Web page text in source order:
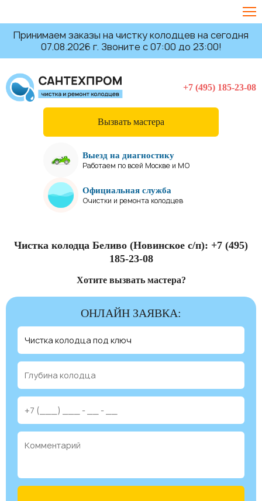
Принимаем заказы на чистку колодцев на сегодня
07.08.2026 г. Звоните с 07:00 до 23:00!
Вызвать мастера
Выезд на диагностику
Работаем по всей Москве и МО
Официальная служба
Очистки и ремонта колодцев
+7 (495) 185-23-08
Чистка колодца Беливо (Новинское с/п): +7 (495)
185-23-08
Хотите вызвать мастера?
ОНЛАЙН ЗАЯВКА: